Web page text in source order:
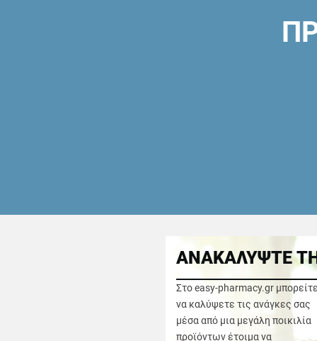
ΑΝΑΚΑΛΥΨΤΕ
Στο easy-pharmacy.gr μπορείτε
να καλύψετε τις ανάγκες σας
μέσα από μια μεγάλη ποικιλία
προϊόντων έτοιμα να